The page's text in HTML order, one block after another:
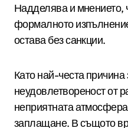
Надделява и мнението,
формалното
остава без санкции.
Като най-честа
неудовлетвореност от
неприятната
заплащане. В същото